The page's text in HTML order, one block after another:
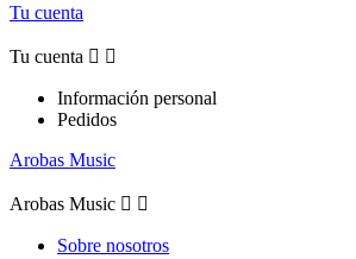
Tu cuenta
Tu cuenta  
Información personal
Pedidos
Arobas Music
Arobas Music  
Sobre nosotros